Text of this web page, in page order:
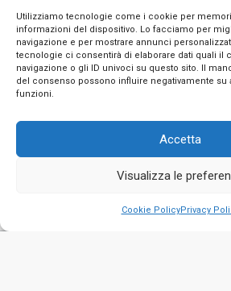
Utilizziamo tecnologie come i cookie per
informazioni del dispositivo. Lo facciamo per
navigazione e per mostrare annunci
tecnologie ci consentirà di elaborare dati quali il
navigazione o gli ID univoci su questo sito. Il
del consenso possono influire negativamente su
funzioni.
Accetta
Visualizza le
Cookie PolicyPrivacy
INFO
SEGUICI SUI SOCIAL